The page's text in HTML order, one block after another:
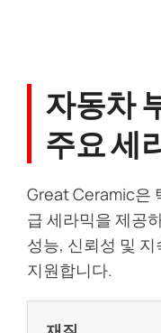
자동차
주요 세
Great Ceramic은
급 세라믹을 제공
성능, 신뢰성 및
지원합니다.